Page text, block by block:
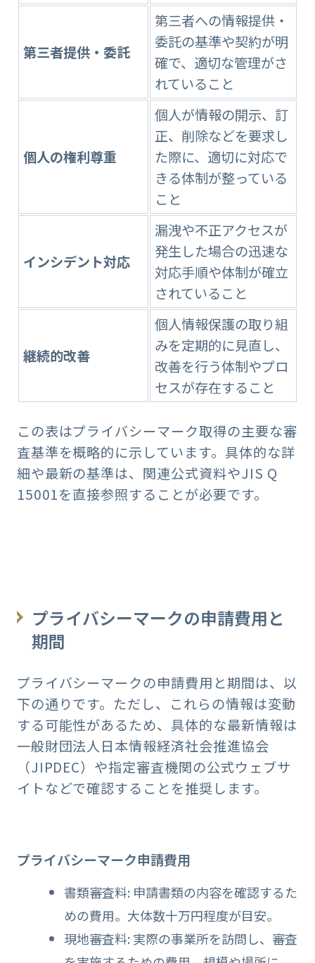
第三者提供・委託
第三者への情報提供・
委託の基準や契約が明
確で、適切な管理がさ
れていること
個人の権利尊重
個人が情報の開示、訂
正、削除などを要求し
た際に、適切に対応で
きる体制が整っている
こと
インシデント対応
漏洩や不正アクセスが
発生した場合の迅速な
対応手順や体制が確立
されていること
継続的改善
個人情報保護の取り組
みを定期的に見直し、
改善を行う体制やプロ
セスが存在すること
この表はプライバシーマーク取得の主要な審
査基準を概略的に示しています。具体的な詳
細や最新の基準は、関連公式資料やJIS Q
15001を直接参照することが必要です。
プライバシーマークの申請費用と
期間
プライバシーマークの申請費用と期間は、以
下の通りです。ただし、これらの情報は変動
する可能性があるため、具体的な最新情報は
一般財団法人日本情報経済社会推進協会
（JIPDEC）や指定審査機関の公式ウェブサ
イトなどで確認することを推奨します。
プライバシーマーク申請費用
書類審査料: 申請書類の内容を確認するた
めの費用。大体数十万円程度が目安。
現地審査料: 実際の事業所を訪問し、審査